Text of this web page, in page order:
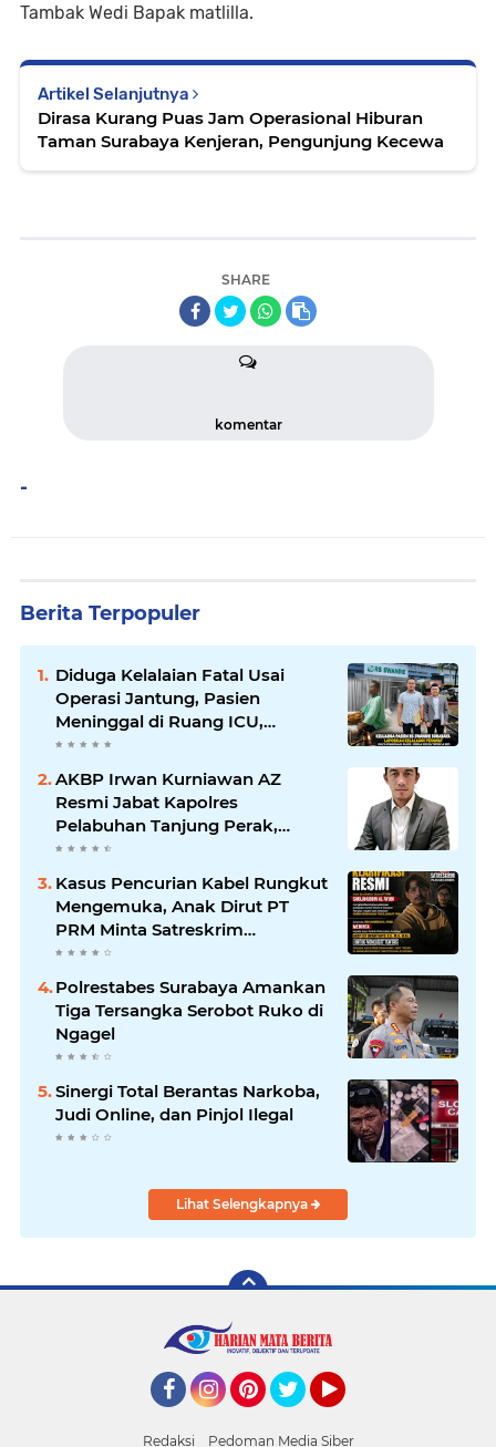
Tambak Wedi Bapak matlilla.
Artikel Selanjutnya
Dirasa Kurang Puas Jam Operasional Hiburan
Taman Surabaya Kenjeran, Pengunjung Kecewa
SHARE
komentar
-
Berita Terpopuler
Diduga Kelalaian Fatal Usai
Operasi Jantung, Pasien
Meninggal di Ruang ICU,
Keluarga Tuntut RSUD dr.
Soewandhie Bertanggung
Jawab
AKBP Irwan Kurniawan AZ
Resmi Jabat Kapolres
Pelabuhan Tanjung Perak,
Pimpinan Redaksi
HarianMataBerita.com
Sampaikan Ucapan Selamat
Kasus Pencurian Kabel Rungkut
Mengemuka, Anak Dirut PT
PRM Minta Satreskrim
Polrestabes Surabaya Usut
Hingga Tuntas
Polrestabes Surabaya Amankan
Tiga Tersangka Serobot Ruko di
Ngagel
Sinergi Total Berantas Narkoba,
Judi Online, dan Pinjol Ilegal
Lihat Selengkapnya
Redaksi Pedoman Media Siber